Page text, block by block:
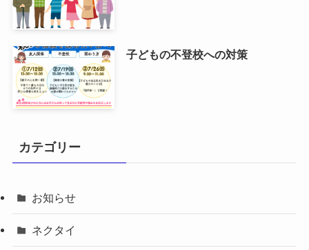
子どもの不登校への対策
カテゴリー
お知らせ
ネクタイ